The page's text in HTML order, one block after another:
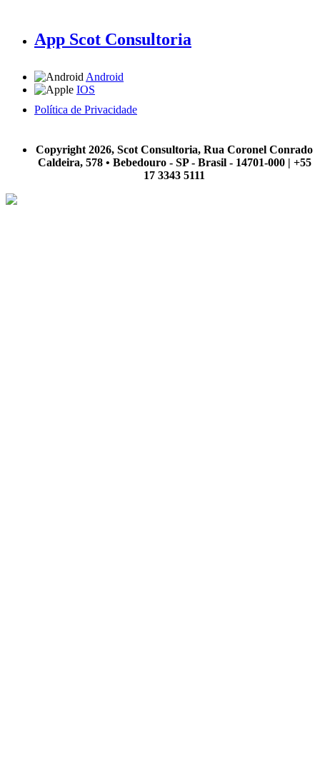
App Scot Consultoria
Android
IOS
Política de Privacidade
Copyright 2026, Scot Consultoria, Rua Coronel Conrado
Caldeira, 578 • Bebedouro - SP - Brasil - 14701-000 | +55
17 3343 5111